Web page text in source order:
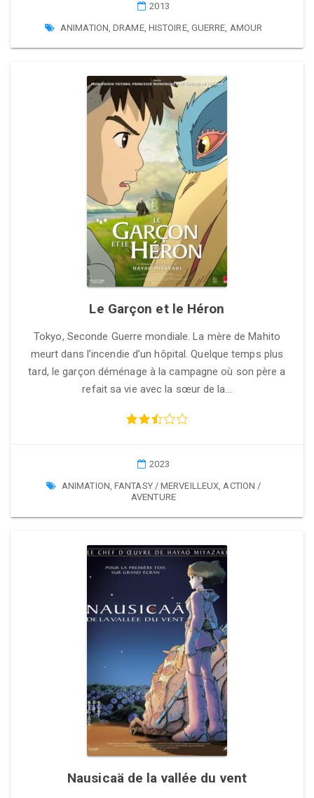
2013
ANIMATION,DRAME, HISTOIRE, GUERRE, AMOUR
Le Garçon et le Héron
Tokyo, Seconde Guerre mondiale. La mère de Mahito
meurt dans l’incendie d’un hôpital. Quelque temps plus
tard, le garçon déménage à la campagne où son père a
refait sa vie avec la sœur de la…
2023
ANIMATION,FANTASY / MERVEILLEUX,ACTION /
AVENTURE
Nausicaä de la vallée du vent